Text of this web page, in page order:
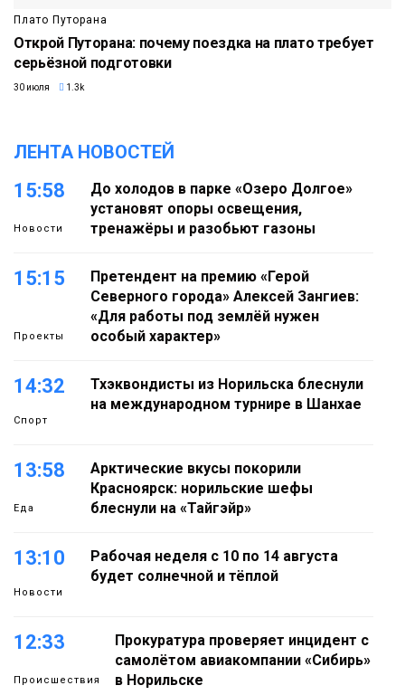
Плато Путорана
Открой Путорана: почему поездка на плато требует
серьёзной подготовки
30 июля 1.3k
ЛЕНТА НОВОСТЕЙ
15:58
Новости
До холодов в парке «Озеро Долгое»
установят опоры освещения,
тренажёры и разобьют газоны
15:15
Проекты
Претендент на премию «Герой
Северного города» Алексей Зангиев:
«Для работы под землёй нужен
особый характер»
14:32
Спорт
Тхэквондисты из Норильска блеснули
на международном турнире в Шанхае
13:58
Еда
Арктические вкусы покорили
Красноярск: норильские шефы
блеснули на «Тайгэйр»
13:10
Новости
Рабочая неделя с 10 по 14 августа
будет солнечной и тёплой
12:33
Происшествия
Прокуратура проверяет инцидент с
самолётом авиакомпании «Сибирь»
в Норильске